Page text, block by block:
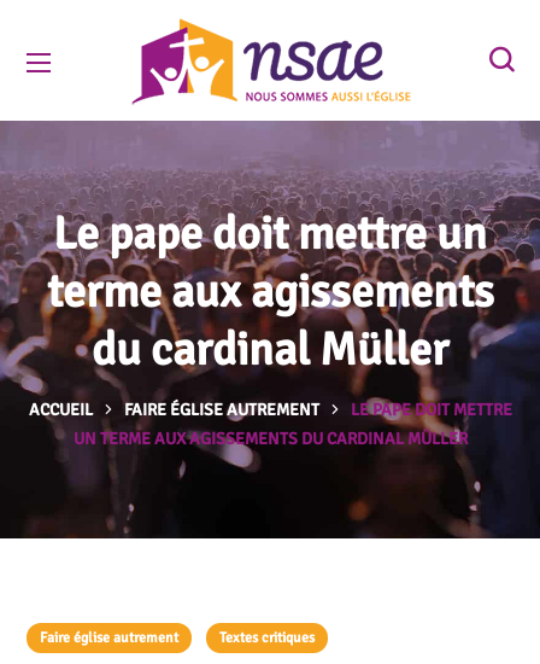
Le pape doit mettre un
terme aux agissements
du cardinal Müller
ACCUEIL FAIRE ÉGLISE AUTREMENT
LE PAPE DOIT METTRE
UN TERME AUX AGISSEMENTS DU CARDINAL MÜLLER
Faire église autrement Textes critiques